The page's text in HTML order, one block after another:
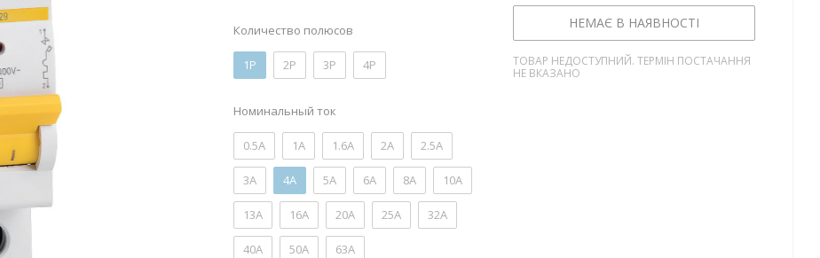
Количество полюсов
1P 2P 3P 4P
Номинальный ток
0.5А 1А 1.6А 2А 2.5А
3А 4А 5А 6А 8А 10А
13А 16А 20А 25А 32А
40А 50А 63А
НЕМАЄ В НАЯВНОСТІ
ТОВАР НЕДОСТУПНИЙ. ТЕРМІН ПОСТАЧАННЯ
НЕ ВКАЗАНО